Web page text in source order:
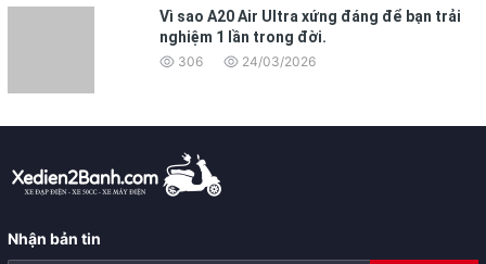
Vì sao A20 Air Ultra xứng đáng để bạn trải
nghiệm 1 lần trong đời.
306 24/03/2026
Nhận bản tin